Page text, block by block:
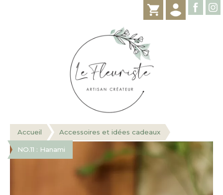
Accueil Accessoires et idées cadeaux
NO.11 : Hanami